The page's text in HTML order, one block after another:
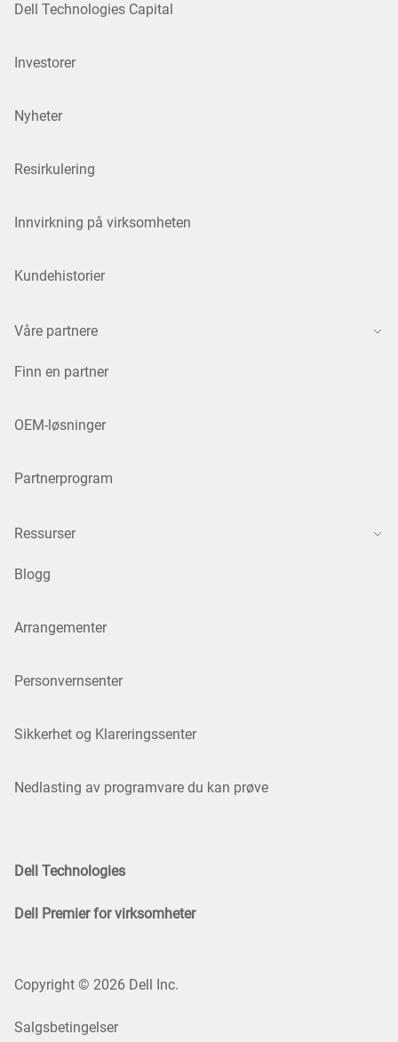
Dell Technologies Capital
Investorer
Nyheter
Resirkulering
Innvirkning på virksomheten
Kundehistorier
Våre partnere
Finn en partner
OEM-løsninger
Partnerprogram
Ressurser
Blogg
Arrangementer
Personvernsenter
Sikkerhet og Klareringssenter
Nedlasting av programvare du kan prøve
Dell Technologies
Dell Premier for virksomheter
Copyright © 2026 Dell Inc.
Salgsbetingelser